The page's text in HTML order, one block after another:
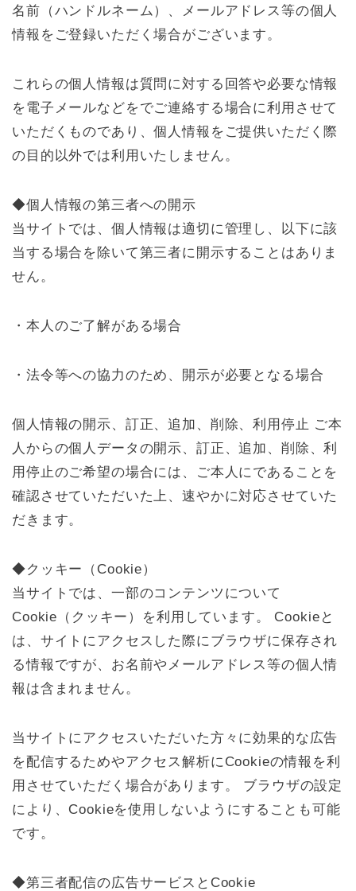
名前（ハンドルネーム）、メールアドレス等の個人
情報をご登録いただく場合がございます。
これらの個人情報は質問に対する回答や必要な情報
を電子メールなどをでご連絡する場合に利用させて
いただくものであり、個人情報をご提供いただく際
の目的以外では利用いたしません。
◆個人情報の第三者への開示
当サイトでは、個人情報は適切に管理し、以下に該
当する場合を除いて第三者に開示することはありま
せん。
・本人のご了解がある場合
・法令等への協力のため、開示が必要となる場合
個人情報の開示、訂正、追加、削除、利用停止 ご本
人からの個人データの開示、訂正、追加、削除、利
用停止のご希望の場合には、ご本人にであることを
確認させていただいた上、速やかに対応させていた
だきます。
◆クッキー（Cookie）
当サイトでは、一部のコンテンツについて
Cookie（クッキー）を利用しています。 Cookieと
は、サイトにアクセスした際にブラウザに保存され
る情報ですが、お名前やメールアドレス等の個人情
報は含まれません。
当サイトにアクセスいただいた方々に効果的な広告
を配信するためやアクセス解析にCookieの情報を利
用させていただく場合があります。 ブラウザの設定
により、Cookieを使用しないようにすることも可能
です。
◆第三者配信の広告サービスとCookie